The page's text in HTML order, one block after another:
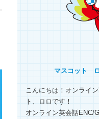
マスコット
こんにちは！オンライ
ト、ロロです！
オンライン英会話ENC/